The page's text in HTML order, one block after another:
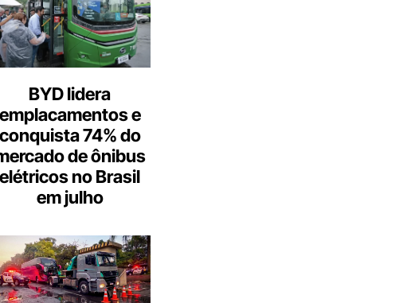
BYD lidera
emplacamentos e
conquista 74% do
de ônibus
elétricos no Brasil
em julho